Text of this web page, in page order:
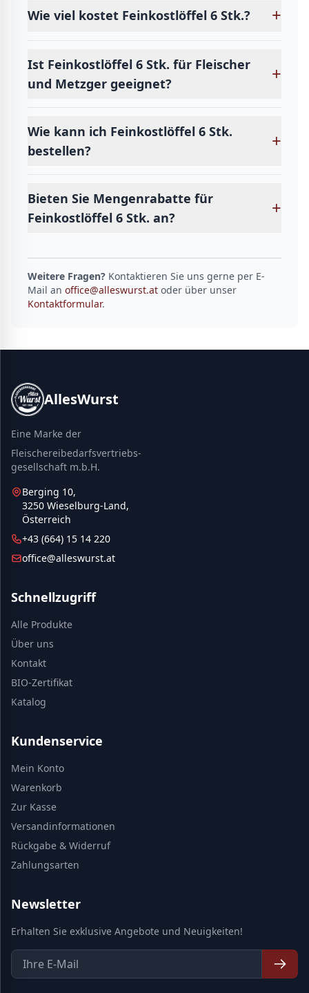
Wie viel kostet Feinkostlöffel 6 Stk.? +
Ist Feinkostlöffel 6 Stk. für Fleischer
und Metzger geeignet?
+
Wie kann ich Feinkostlöffel 6 Stk.
bestellen?
+
Bieten Sie Mengenrabatte für
Feinkostlöffel 6 Stk. an?
+
Weitere Fragen? Kontaktieren Sie uns gerne per E-
Mail an office@alleswurst.at oder über unser
Kontaktformular.
AllesWurst
Eine Marke der
Fleischereibedarfsvertriebs-
gesellschaft m.b.H.
Berging 10,
3250 Wieselburg-Land,
Österreich
+43 (664) 15 14 220
office@alleswurst.at
Schnellzugriff
Alle Produkte
Über uns
Kontakt
BIO-Zertifikat
Katalog
Kundenservice
Mein Konto
Warenkorb
Zur Kasse
Versandinformationen
Rückgabe & Widerruf
Zahlungsarten
Newsletter
Erhalten Sie exklusive Angebote und Neuigkeiten!